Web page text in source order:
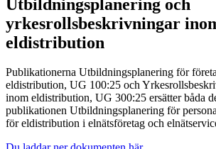
Utbildningsplanering och
yrkesrollsbeskrivningar
eldistribution
Publikationerna Utbildningsplanering för
eldistribution, UG 100:25 och
inom eldistribution, UG 300:25 ersätter båda
publikationen Utbildningsplanering för
för eldistribution i elnätsföretag och